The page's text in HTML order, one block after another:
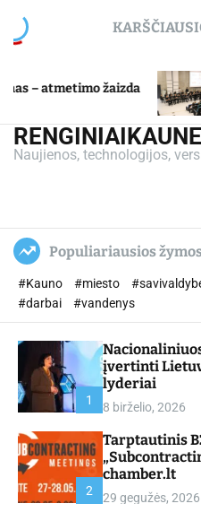
c
n
Kauno
itin gabių
dalyvių
Naujienos, technologijos,
Populiariausios
#Kauno #miesto
#darbai
#vandenys
1
įvertinti
lyderiai
8 birželio, 2026
2
Tarptautinis
chamber.lt
29 gegužės, 2026